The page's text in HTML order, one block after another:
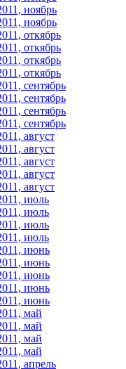
ноябрь
ноябрь
откябрь
откябрь
откябрь
откябрь
сентябрь
сентябрь
сентябрь
сентябрь
август
август
август
август
август
июль
июль
июль
июль
июнь
июнь
июнь
июнь
июнь
май
май
май
май
апрель